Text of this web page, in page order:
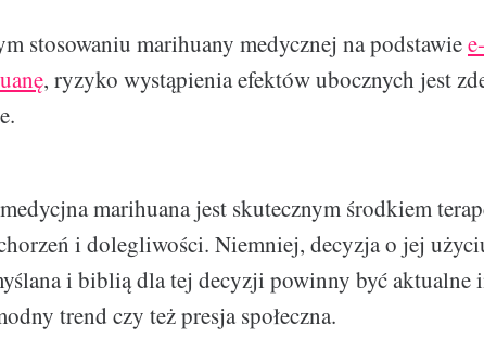
stosowaniu marihuany medycznej na podstawie
, ryzyko wystąpienia efektów ubocznych jest
marihuana jest skutecznym środkiem
i dolegliwości. Niemniej, decyzja o jej
i biblią dla tej decyzji powinny być aktualne
trend czy też presja społeczna.